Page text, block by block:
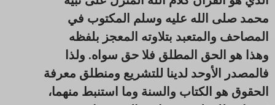
محمد صلى الله عليه وسلم المكتوب في
المصاحف والمتعبد بتلاوته المعجز بلفظه
وهذا هو الحق المطلق فلا حق سواه. ولذا
فالمصدر الأوحد لدينا للتشريع ومنطلق معرفة
الحقوق هو الكتاب والسنة وما استنبط منهما،